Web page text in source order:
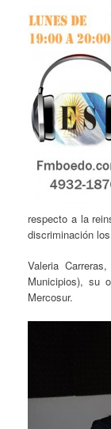
respecto a la
discriminación
Valeria
Municipios), su
Mercosur.